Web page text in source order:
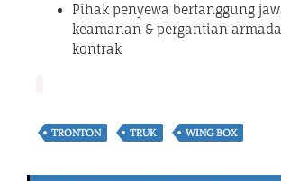
Pihak penyewa bertanggung
keamanan & pergantian
kontrak
TRONTON TRUK WING BOX